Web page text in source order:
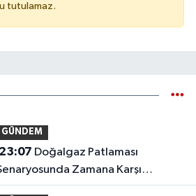
tutulamaz.
GÜNDEM
23:07
Zamana Karşı